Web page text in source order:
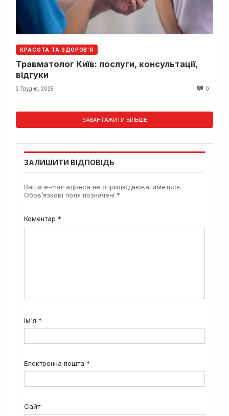
КРАСОТА ТА ЗДОРОВ'Я
Травматолог Київ: послуги, консультації,
відгуки
2 Грудня, 2025 0
ЗАВАНТАЖИТИ БІЛЬШЕ
ЗАЛИШИТИ ВІДПОВІДЬ
Ваша e-mail адреса не оприлюднюватиметься.
Обов’язкові поля позначені *
Коментар *
Ім'я *
Електронна пошта *
Сайт